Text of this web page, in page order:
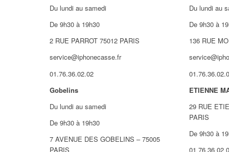
Du lundi au samedi
De 9h30 à 19h30
2 RUE PARROT 75012 PARIS
service@iphonecasse.fr
01.76.36.02.02
Du lundi au
De 9h30 à
136 RUE
Gobelins
Du lundi au samedi
De 9h30 à 19h30
7 AVENUE DES GOBELINS – 75005
PARIS
ETIENNE
29 RUE
PARIS
De 9h30 à
01 76 36 02